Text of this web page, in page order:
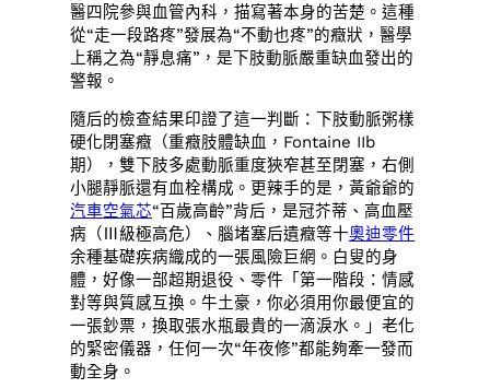
醫四院參與血管內科，描寫著本身的苦楚。這種
從“走一段路疼”發展為“不動也疼”的癥狀，醫學
上稱之為“靜息痛”，是下肢動脈嚴重缺血發出的
警報。
隨后的檢查結果印證了這一判斷：下肢動脈粥樣
硬化閉塞癥（重癥肢體缺血，Fontaine IIb
期），雙下肢多處動脈重度狹窄甚至閉塞，右側
小腿靜脈還有血栓構成。更辣手的是，黃爺爺的
汽車空氣芯“百歲高齡”背后，是冠芥蒂、高血壓
病（Ⅲ級極高危）、腦堵塞后遺癥等十奧迪零件
余種基礎疾病織成的一張風險巨網。白叟的身
體，好像一部超期退役、零件「第一階段：情感
對等與質感互換。牛土豪，你必須用你最便宜的
一張鈔票，換取張水瓶最貴的一滴淚水。」老化
的緊密儀器，任何一次“年夜修”都能夠牽一發而
動全身。